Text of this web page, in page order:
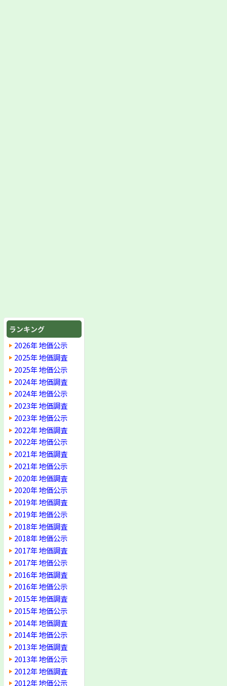
ランキング
2026年 地価公示
2025年 地価調査
2025年 地価公示
2024年 地価調査
2024年 地価公示
2023年 地価調査
2023年 地価公示
2022年 地価調査
2022年 地価公示
2021年 地価調査
2021年 地価公示
2020年 地価調査
2020年 地価公示
2019年 地価調査
2019年 地価公示
2018年 地価調査
2018年 地価公示
2017年 地価調査
2017年 地価公示
2016年 地価調査
2016年 地価公示
2015年 地価調査
2015年 地価公示
2014年 地価調査
2014年 地価公示
2013年 地価調査
2013年 地価公示
2012年 地価調査
2012年 地価公示